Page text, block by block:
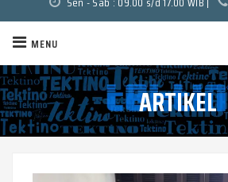
MENU
ARTIKEL